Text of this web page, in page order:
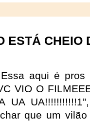
ESTÁ CHEIO
aqui é pros
VIO O
UA
que um